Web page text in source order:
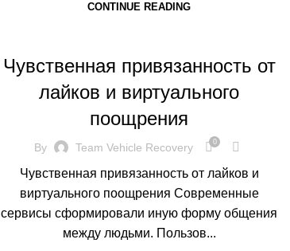
CONTINUE READING
Чувственная привязанность от
лайков и виртуального
поощрения
By Team Vehicle Recovery 0
Чувственная привязанность от лайков и
виртуального поощрения Современные
сервисы сформировали иную форму общения
между людьми. Пользов...